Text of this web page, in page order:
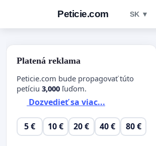
Peticie.com SK ▼
Platená reklama
Peticie.com bude propagovať túto
petíciu 3,000 ľuďom.
Dozvedieť sa viac...
5 € 10 € 20 € 40 € 80 €